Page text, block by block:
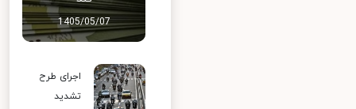
1405/05/07
اجرای طرح
تشدید